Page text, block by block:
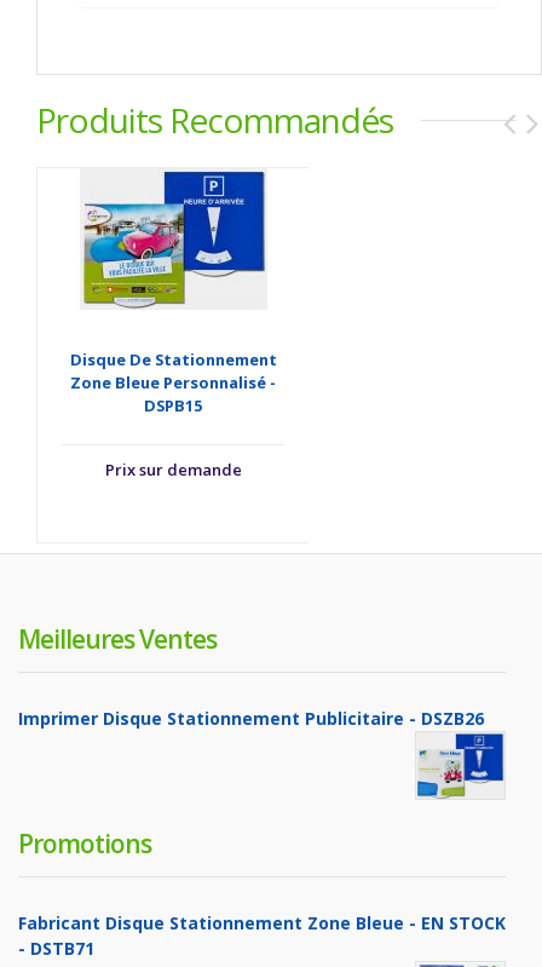
Produits Recommandés
Disque De Stationnement
Zone Bleue Personnalisé -
DSPB15
Prix sur demande
Meilleures Ventes
Imprimer Disque Stationnement Publicitaire - DSZB26
Promotions
Fabricant Disque Stationnement Zone Bleue - EN STOCK
- DSTB71